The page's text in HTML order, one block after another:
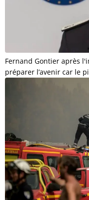
Fernand Gontier après
préparer l’avenir car le